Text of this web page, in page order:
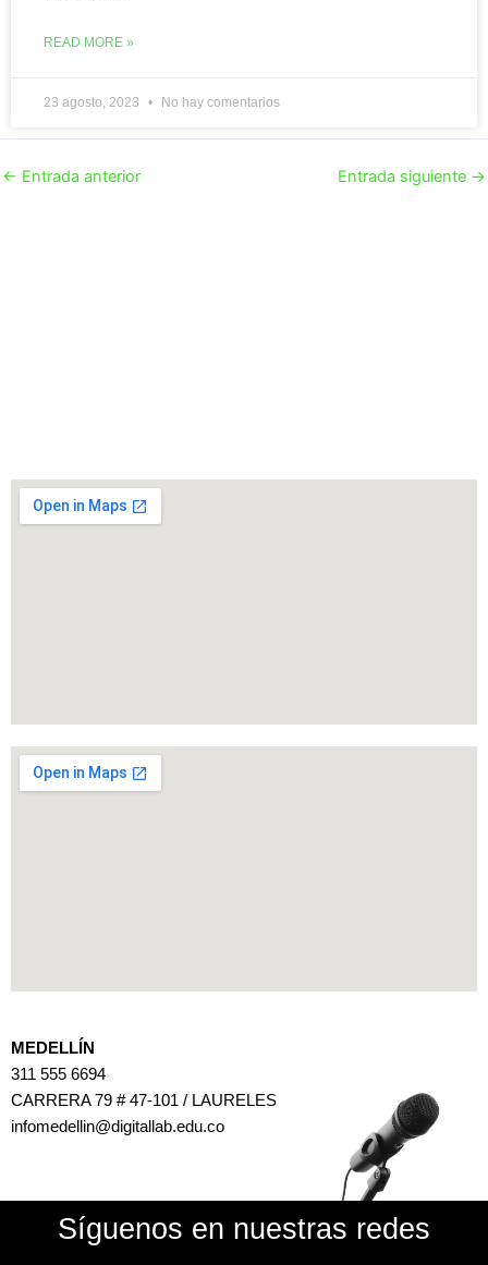
READ MORE »
23 agosto, 2023 No hay comentarios
← Entrada anterior Entrada siguiente →
MEDELLÍN
311 555 6694
CARRERA 79 # 47-101 / LAURELES
infomedellin@digitallab.edu.co
Síguenos en nuestras redes